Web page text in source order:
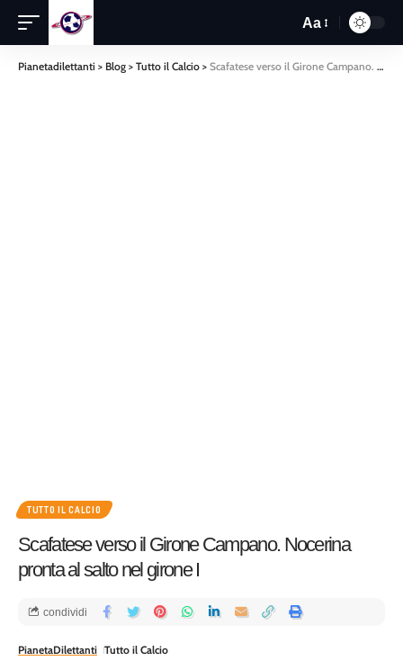
Aa
Pianetadilettanti > Blog > Tutto il Calcio > Scafatese verso il Girone Campano. Nocerina pronta al salto nel girone I
TUTTO IL CALCIO
Scafatese verso il Girone Campano. Nocerina
pronta al salto nel girone I
PianetaDilettanti Tutto il Calcio
condividi